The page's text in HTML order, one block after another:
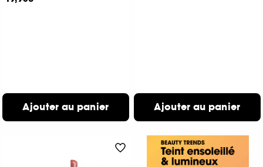
Ajouter au panier Ajouter au panier